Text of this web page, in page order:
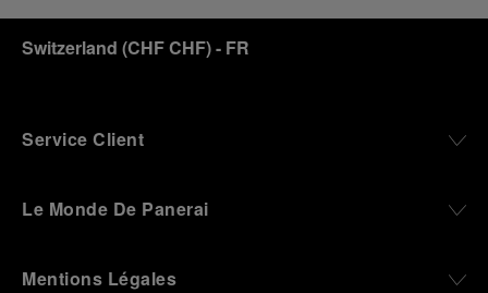
Switzerland (CHF CHF)- FR
Service Client
Le Monde De Panerai
Mentions Légales